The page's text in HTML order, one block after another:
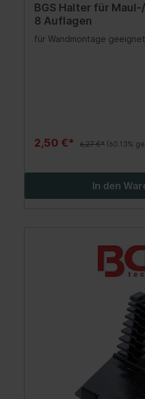
BGS Halter für
8 Auflagen
für Wandmontage geeignet
2,50 €* 6,27 €* (60.13%
In den